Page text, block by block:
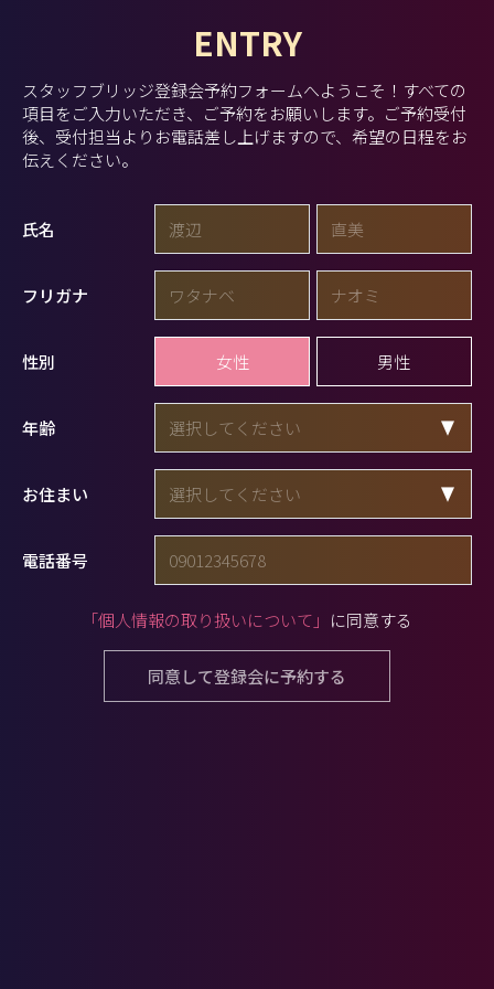
ENTRY
スタッフブリッジ登録会予約フォームへようこそ！ すべての
項目をご入力いただき、ご予約をお願いします。 ご予約受付
後、受付担当よりお電話差し上げますので、希望の日程をお
伝えください。
氏名
フリガナ
性別 女性 男性
年齢
お住まい
電話番号
「個人情報の取り扱いについて」 に同意する
同意して登録会に予約する